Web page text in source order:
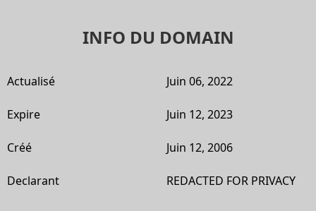
INFO DU DOMAIN
Actualisé Juin 06, 2022
Expire Juin 12, 2023
Créé Juin 12, 2006
Declarant REDACTED FOR PRIVACY